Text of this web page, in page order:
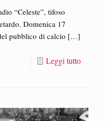
“Celeste”, tifoso
Domenica 17
pubblico di calcio […]
Leggi tutto